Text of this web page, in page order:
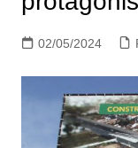
02/05/2024